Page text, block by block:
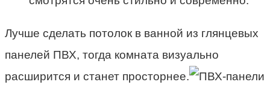
Лучше сделать потолок в ванной из глянцевых
панелей ПВХ, тогда комната визуально
расширится и станет просторнее.